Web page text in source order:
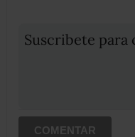
Suscribete para
COMENTAR